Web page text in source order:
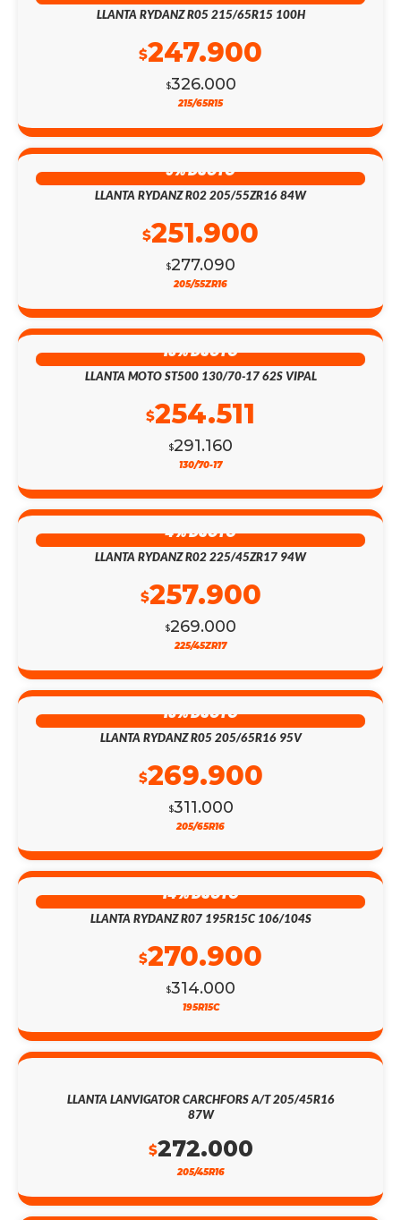
LLANTA RYDANZ R05 215/65R15 100H
$326.000
$247.900
215/65R15
9% DSCTO
LLANTA RYDANZ R02 205/55ZR16 84W
$277.090
$251.900
205/55ZR16
13% DSCTO
LLANTA MOTO ST500 130/70-17 62S VIPAL
$291.160
$254.511
130/70-17
4% DSCTO
LLANTA RYDANZ R02 225/45ZR17 94W
$269.000
$257.900
225/45ZR17
13% DSCTO
LLANTA RYDANZ R05 205/65R16 95V
$311.000
$269.900
205/65R16
14% DSCTO
LLANTA RYDANZ R07 195R15C 106/104S
$314.000
$270.900
195R15C
LLANTA LANVIGATOR CARCHFORS A/T 205/45R16
87W
$272.000
205/45R16